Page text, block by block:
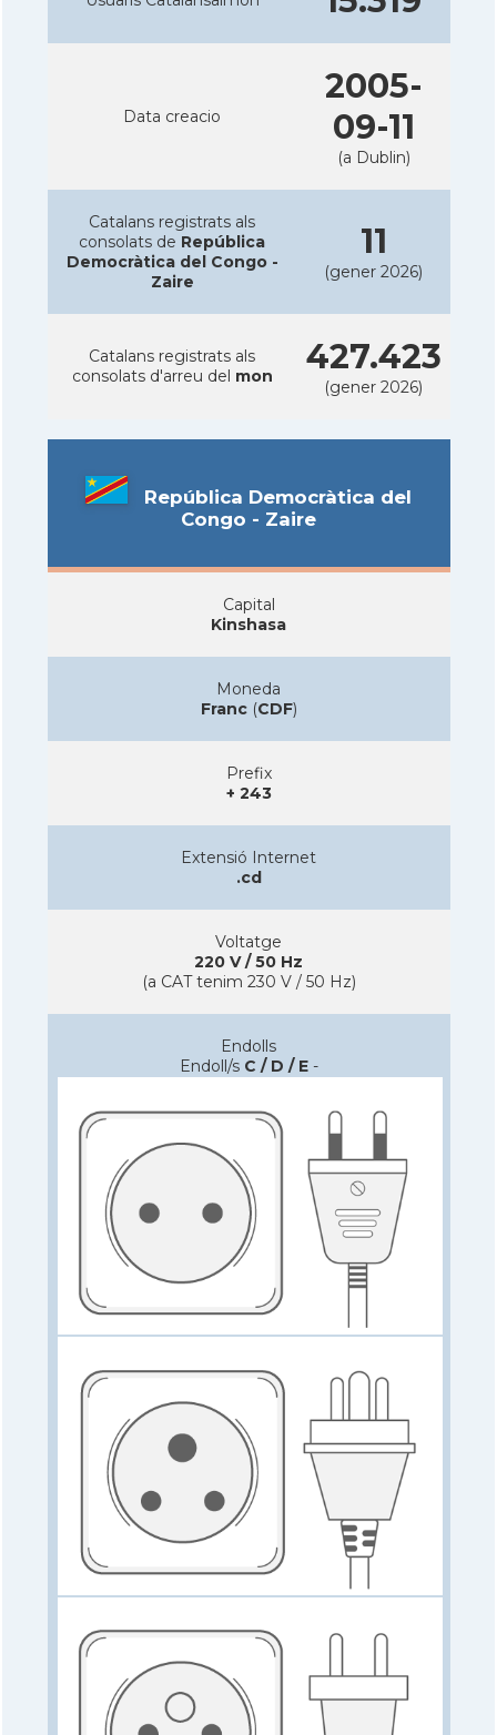
Data creacio
2005-
09-11
(a Dublin)
Catalans registrats als
consolats de República
Democràtica del Congo -
Zaire
11
(gener 2026)
Catalans registrats als
consolats d'arreu del mon 427.423
(gener 2026)
República Democràtica del
Congo - Zaire
Capital
Kinshasa
Moneda
Franc(CDF)
Prefix
+ 243
Extensió Internet
.cd
Voltatge
220 V / 50 Hz
(a CAT tenim 230 V / 50 Hz)
Endolls
Endoll/s C / D / E-